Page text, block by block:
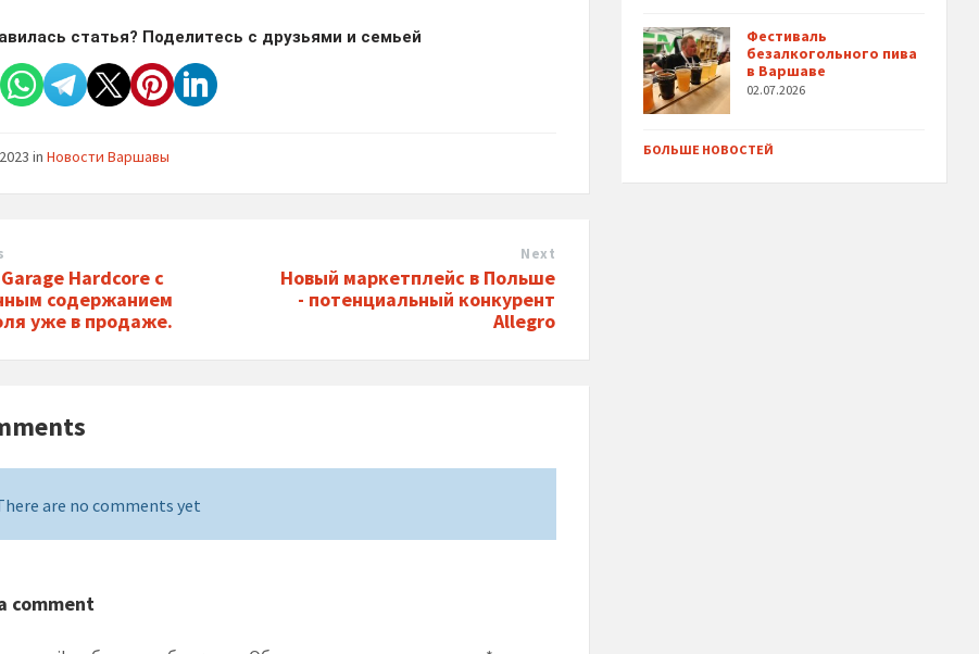
статья? Поделитесь с друзьями и семьей
inНовости Варшавы
Hardcore с
содержанием
уже в продаже.
Next
Новый маркетплейс в Польше
- потенциальный конкурент
Allegro
are no comments yet
comment
Фестиваль
безалкогольного пива
в Варшаве
02.07.2026
БОЛЬШЕ НОВОСТЕЙ